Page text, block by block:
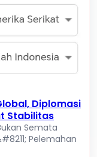
Diplomasi
Stabilitas
Semata
Pelemahan